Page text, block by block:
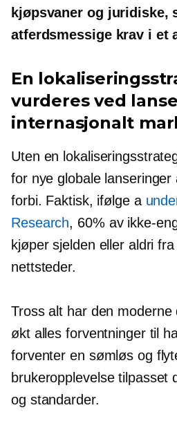
kjøpsvaner og juridiske,
atferdsmessige krav i et
En
vurderes ved
internasjonalt
Uten en
for nye globale lanseringer
forbi. Faktisk, ifølge a
Research, 60% av ikke-
kjøper sjelden eller aldri fra
nettsteder.
Tross alt har den moderne
økt alles forventninger til
forventer en sømløs og
brukeropplevelse tilpasset
og standarder.